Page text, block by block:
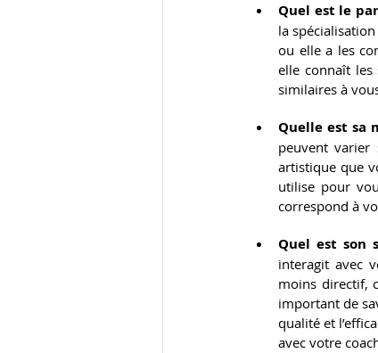
Quel est le
la
ou elle a les
elle connaît les
similaires à
Quelle est sa
peuvent
artistique que
utilise pour
correspond à
Quel est son
interagit avec
moins directif,
important de
qualité et
avec votre